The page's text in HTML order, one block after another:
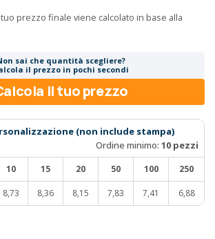
prezzo finale viene calcolato in base alla
sai che quantità scegliere?
il prezzo in pochi secondi
il tuo prezzo
(non include stampa)
Ordine minimo: 10 pezzi
10 15 20 50 100 250
8,73 8,36 8,15 7,83 7,41 6,88